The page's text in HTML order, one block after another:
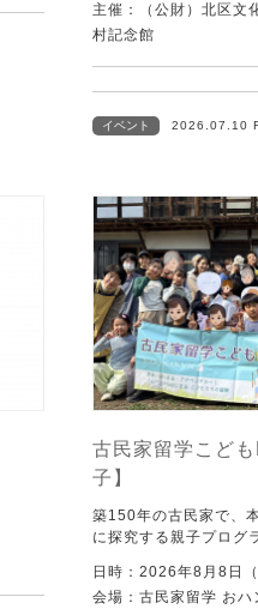
主催：（公財）北区
村記念館
イベント 2026.07.10
古民家留学こど
子】
築150年の古民家で、
に探究する親子プログ
日時：2026年8月8日
会場：古民家留学 おハ